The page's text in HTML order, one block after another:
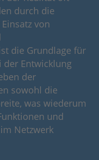
durch die
von
die Grundlage für
der Entwicklung
der
sowohl die
was wiederum
und
Netzwerk